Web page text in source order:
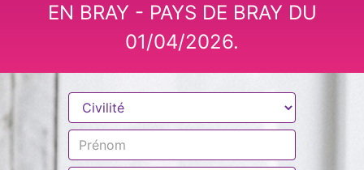
EN BRAY - PAYS DE BRAY DU
01/04/2026.